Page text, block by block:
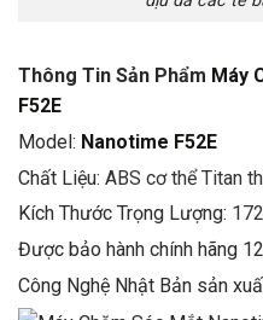
Thông Tin Sản Phẩm Máy
F52E
Model: Nanotime F52E
Chất Liệu: ABS cơ thể Titan
Kích Thước Trọng Lượng:
Được bảo hành chính hãng
Công Nghệ Nhật Bản sản